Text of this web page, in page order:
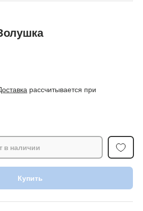
рассчитывается при
в наличии
Купить